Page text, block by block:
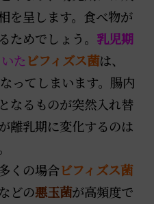
を呈します。食べ物が
ためでしょう。 乳児期
たビフィズス菌は、
ってしまいます。腸内
なるものが突然入れ替
離乳期に変化するのは
くの場合ビフィズス菌
どの悪玉菌が高頻度で